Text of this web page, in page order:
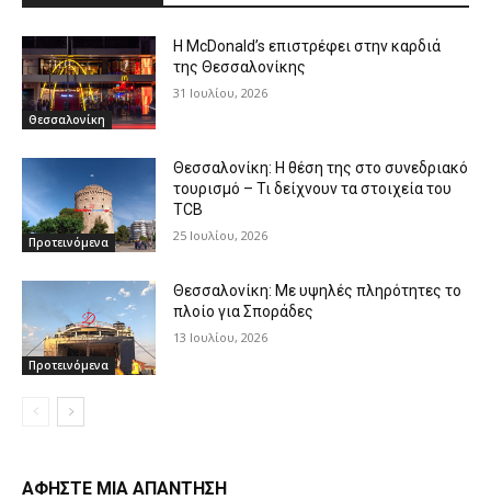
Θεσσαλονίκη
Η McDonald’s επιστρέφει στην καρδιά
της Θεσσαλονίκης
31 Ιουλίου, 2026
Προτεινόμενα
Θεσσαλονίκη: Η θέση της στο συνεδριακό
τουρισμό – Τι δείχνουν τα στοιχεία του
TCB
25 Ιουλίου, 2026
Προτεινόμενα
Θεσσαλονίκη: Με υψηλές πληρότητες το
πλοίο για Σποράδες
13 Ιουλίου, 2026
ΑΦΗΣΤΕ ΜΙΑ ΑΠΑΝΤΗΣΗ